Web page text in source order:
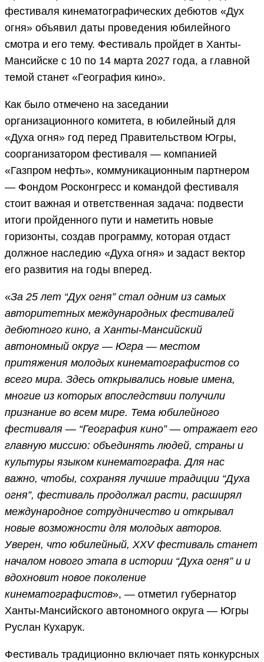
фестиваля кинематографических дебютов «Дух
огня» объявил даты проведения юбилейного
смотра и его тему. Фестиваль пройдет в Ханты-
Мансийске с 10 по 14 марта 2027 года, а главной
темой станет «География кино».
Как было отмечено на заседании
организационного комитета, в юбилейный для
«Духа огня» год перед Правительством Югры,
соорганизатором фестиваля — компанией
«Газпром нефть», коммуникационным партнером
— Фондом Росконгресс и командой фестиваля
стоит важная и ответственная задача: подвести
итоги пройденного пути и наметить новые
горизонты, создав программу, которая отдаст
должное наследию «Духа огня» и задаст вектор
его развития на годы вперед.
«За 25 лет “Дух огня” стал одним из самых
авторитетных международных фестивалей
дебютного кино, а Ханты-Мансийский
автономный округ — Югра — местом
притяжения молодых кинематографистов со
всего мира. Здесь открывались новые имена,
многие из которых впоследствии получили
признание во всем мире. Тема юбилейного
фестиваля — “География кино” — отражает его
главную миссию: объединять людей, страны и
культуры языком кинематографа. Для нас
важно, чтобы, сохраняя лучшие традиции “Духа
огня”, фестиваль продолжал расти, расширял
международное сотрудничество и открывал
новые возможности для молодых авторов.
Уверен, что юбилейный, XXV фестиваль станет
началом нового этапа в истории “Духа огня” и и
вдохновит новое поколение
кинематографистов», — отметил губернатор
Ханты-Мансийского автономного округа — Югры
Руслан Кухарук.
Фестиваль традиционно включает пять конкурсных